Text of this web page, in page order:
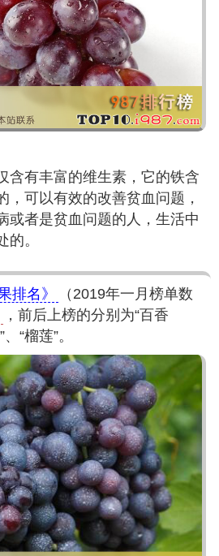
含有丰富的维生素，它的铁含
，可以有效的改善贫血问题，
或者是贫血问题的人，生活中
。
排名》
（2019年一月榜单数
，前后上榜的分别为“百香
“榴莲”。